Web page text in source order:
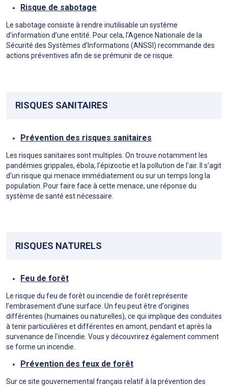
Risque de sabotage
Le sabotage consiste à rendre inutilisable un système
d’information d’une entité. Pour cela, l’Agence Nationale de la
Sécurité des Systèmes d’Informations (ANSSI) recommande des
actions préventives afin de se prémunir de ce risque.
RISQUES SANITAIRES
Prévention des risques sanitaires
Les risques sanitaires sont multiples. On trouve notamment les
pandémies grippales, ébola, l’épizootie et la pollution de l’air. Il s’agit
d’un risque qui menace immédiatement ou sur un temps long la
population. Pour faire face à cette menace, une réponse du
système de santé est nécessaire.
RISQUES NATURELS
Feu de forêt
Le risque du feu de forêt ou incendie de forêt représente
l’embrasement d’une surface. Un feu peut être d'origines
différentes (humaines ou naturelles), ce qui implique des conduites
à tenir particulières et différentes en amont, pendant et après la
survenance de l'incendie. Vous y découvrirez également comment
se forme un incendie.
Prévention des feux de forêt
Sur ce site gouvernemental français relatif à la prévention des